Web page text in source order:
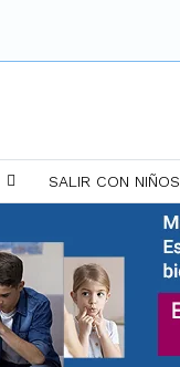
SALIR CON NIÑOS